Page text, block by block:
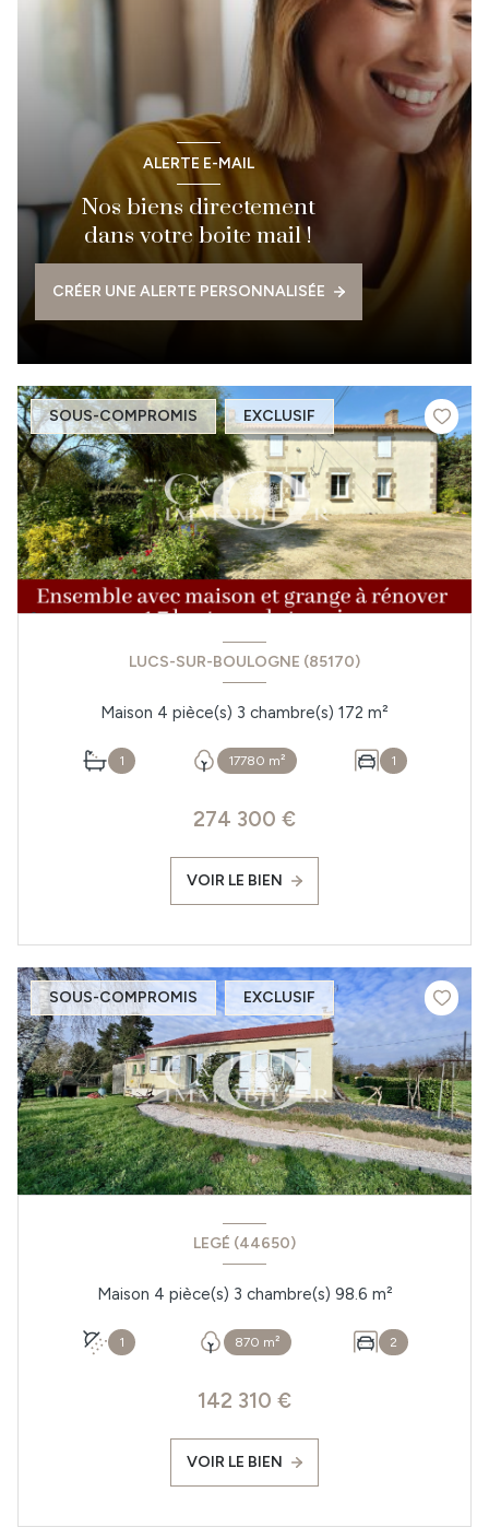
ALERTE E-MAIL
Nos biens directement
dans votre boite mail !
CRÉER UNE ALERTE PERSONNALISÉE
SOUS-COMPROMIS EXCLUSIF
LUCS-SUR-BOULOGNE (85170)
Maison 4 pièce(s) 3 chambre(s) 172 m²
1 17780 m² 1
274 300 €
VOIR LE BIEN
SOUS-COMPROMIS EXCLUSIF
LEGÉ (44650)
Maison 4 pièce(s) 3 chambre(s) 98.6 m²
1 870 m² 2
142 310 €
VOIR LE BIEN